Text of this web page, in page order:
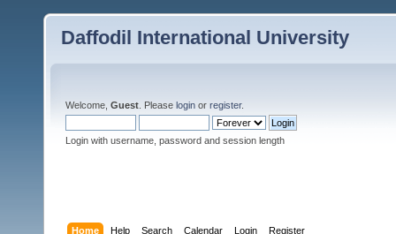
Daffodil International University
Welcome, Guest . Please login or register.
Login with username, password and session length
Home Help Search Calendar Login Register